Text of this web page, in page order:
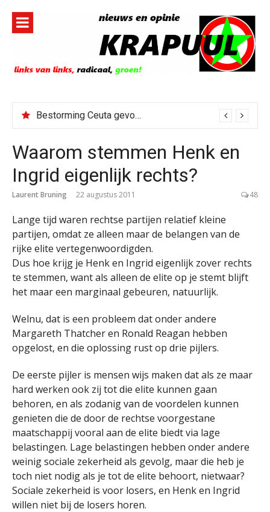
inhoud
Bestorming Ceuta gevolg van op sociale media verspreide hoax?
Waarom stemmen Henk en
Ingrid eigenlijk rechts?
Laurent Bruning 22 augustus 2011 48
Lange tijd waren rechtse partijen relatief kleine
partijen, omdat ze alleen maar de belangen van de
rijke elite vertegenwoordigden.
Dus hoe krijg je Henk en Ingrid eigenlijk zover rechts
te stemmen, want als alleen de elite op je stemt blijft
het maar een marginaal gebeuren, natuurlijk.
Welnu, dat is een probleem dat onder andere
Margareth Thatcher en Ronald Reagan hebben
opgelost, en die oplossing rust op drie pijlers.
De eerste pijler is mensen wijs maken dat als ze maar
hard werken ook zij tot die elite kunnen gaan
behoren, en als zodanig van de voordelen kunnen
genieten die de door de rechtse voorgestane
maatschappij vooral aan de elite biedt via lage
belastingen. Lage belastingen hebben onder andere
weinig sociale zekerheid als gevolg, maar die heb je
toch niet nodig als je tot de elite behoort, nietwaar?
Sociale zekerheid is voor losers, en Henk en Ingrid
willen niet bij de losers horen.